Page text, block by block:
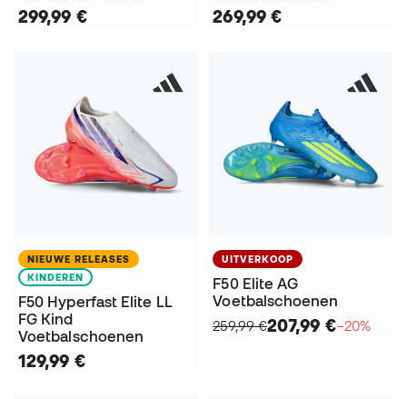
299,99 € 269,99 €
NIEUWE RELEASES
KINDEREN
F50 Hyperfast Elite LL
FG Kind
Voetbalschoenen
129,99 €
UITVERKOOP
F50 Elite AG
Voetbalschoenen
259,99 €207,99 €−20%